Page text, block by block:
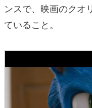
ンスで、映画のクオ
ていること。